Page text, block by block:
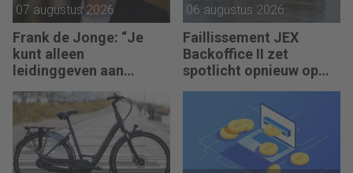
07 augustus 2026
Frank de Jonge: “Je
kunt alleen
leidinggeven aan
anderen als je leiding
kunt geven aan jezelf.”
06 augustus 2026
Faillissement JEX
Backoffice II zet
spotlicht opnieuw op
JEX